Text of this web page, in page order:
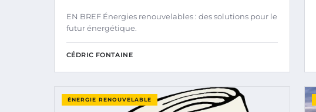
EN BREF Énergies renouvelables : des solutions pour le
futur énergétique.
CÉDRIC FONTAINE
ÉNERGIE RENOUVELABLE